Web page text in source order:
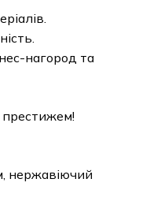
нагород та
престижем!
нержавіючий